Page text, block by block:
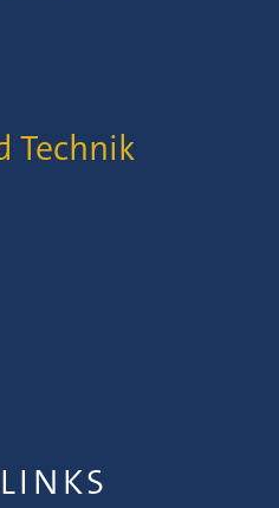
Technik